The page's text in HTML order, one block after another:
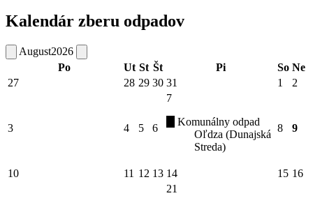
Kalendár zberu odpadov
August2026
Po
Ut St Št Pi So Ne
27
28 29 30 31 1 2
3 4 5 6
7
Komunálny odpad
Oľdza (Dunajská
Streda)
8 9
10 11 12 13 14 15 16
21